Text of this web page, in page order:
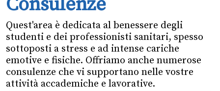
Consulenze
Quest'area è dedicata al benessere degli
studenti e dei professionisti sanitari, spesso
sottoposti a stress e ad intense cariche
emotive e fisiche. Offriamo anche numerose
consulenze che vi supportano nelle vostre
attività accademiche e lavorative.